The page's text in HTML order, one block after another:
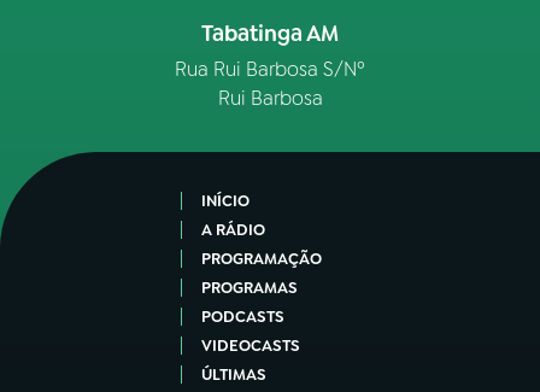
Tabatinga AM
Rua Rui Barbosa S/Nº
Rui Barbosa
INÍCIO
A RÁDIO
PROGRAMAÇÃO
PROGRAMAS
PODCASTS
VIDEOCASTS
ÚLTIMAS